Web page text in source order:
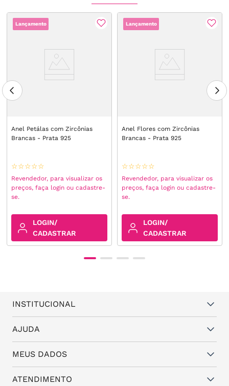
Lançamento
Anel Petálas com Zircônias
Brancas - Prata 925
☆☆☆☆☆
Revendedor, para visualizar os
preços, faça login ou cadastre-
se.
LOGIN/
CADASTRAR
Lançamento
Anel Flores com Zircônias
Brancas - Prata 925
☆☆☆☆☆
Revendedor, para visualizar os
preços, faça login ou cadastre-
se.
LOGIN/
CADASTRAR
INSTITUCIONAL
Quem somos
Vantagens
Política de Trocas e Garantia
Política de Privacidade
Assistência Técnica
AJUDA
Dúvidas frequentes
Fale conosco
MEUS DADOS
Cadastro
ATENDIMENTO